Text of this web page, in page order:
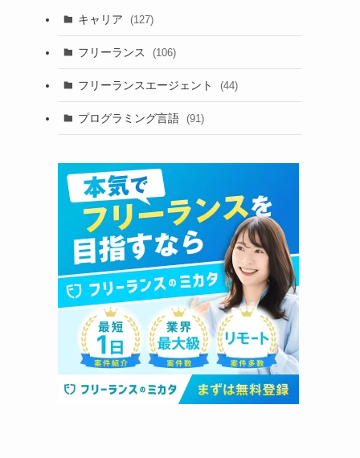
キャリア (127)
フリーランス (106)
フリーランスエージェント (44)
プログラミング言語 (91)